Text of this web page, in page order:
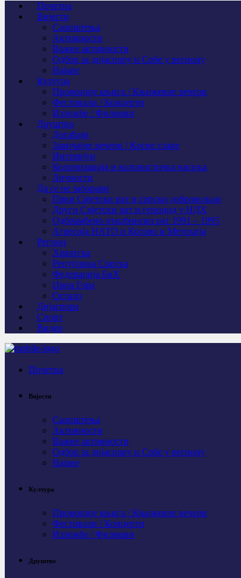
Почетна
Вијести
Саопштења
Активности
Важне активности
Одбор за дијаспору и Србе у региону
Најаве
Култура
Промоције књига / Књижевне вечери
Фестивали / Концерти
Изложбе / Филмови
Друштво
Догађаји
Завичајне вечери / Крсне славе
Интервјуи
Колонизација и колонистичка насеља
Личности
Да се не заборави
Први Свјeтски рат и српски добровољци
Други Свјетски рат и геноцид у НДХ
Одбрамбено отаџбински рат 1991 – 1995
Агресија НАТО и Косово и Метохија
Регион
Хрватска
Република Српска
Федерација БиХ
Црна Гора
Остало
Дијаспора
Спорт
Видео
Почетна
Вијести
Саопштења
Активности
Важне активности
Одбор за дијаспору и Србе у региону
Најаве
Култура
Промоције књига / Књижевне вечери
Фестивали / Концерти
Изложбе / Филмови
Друштво